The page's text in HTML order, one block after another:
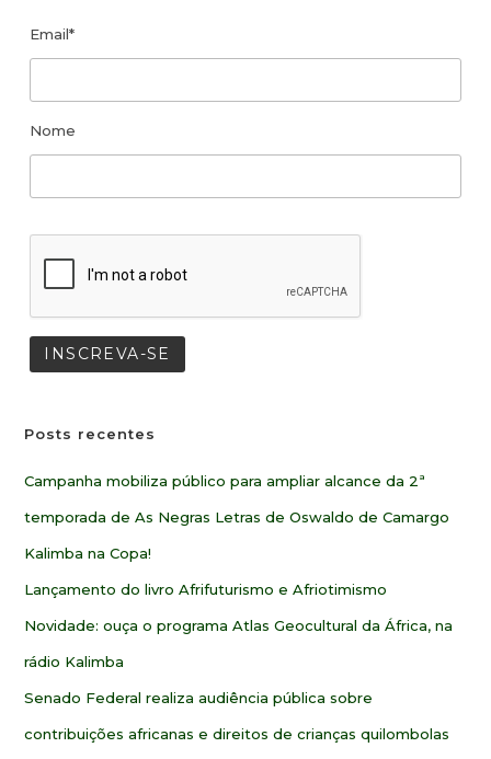
Email*
Nome
Posts recentes
Campanha mobiliza público para ampliar alcance da 2ª
temporada de As Negras Letras de Oswaldo de Camargo
Kalimba na Copa!
Lançamento do livro Afrifuturismo e Afriotimismo
Novidade: ouça o programa Atlas Geocultural da África, na
rádio Kalimba
Senado Federal realiza audiência pública sobre
contribuições africanas e direitos de crianças quilombolas